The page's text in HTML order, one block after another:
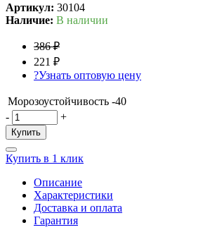
Артикул: 30104
Наличие: В наличии
386 ₽
221 ₽
?Узнать оптовую цену
Морозоустойчивость -40
-
+
Купить
Купить в 1 клик
Описание
Характеристики
Доставка и оплата
Гарантия